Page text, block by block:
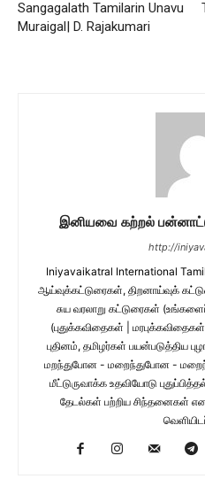
Sangagalath Tamilarin Unavu
Muraigal| D. Rajakumari
இனியவை கற்றல்
http://
Iniyavaikatral International
ஆய்வுக்கட்டுரைகள், திறனாய்வுக்
சுய வரலாறு கட்டுரைகள்
(புதுக்கவிதைகள் |
புதினம், தமிழர்கள் பயன்படுத்திய
மறந்துபோன - மறைந்துபோன -
மீட்டுருவாக்க உதவியோடு
தேடல்கள் பற்றிய சிந்தனைகள்